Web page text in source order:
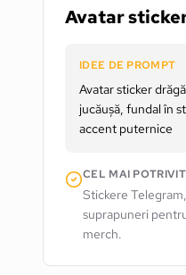
Avatar
IDEE DE PROMPT
Avatar sticker
jucăușă, fundal în
accent puternice
CEL MAI
Stickere
suprapuneri
merch.